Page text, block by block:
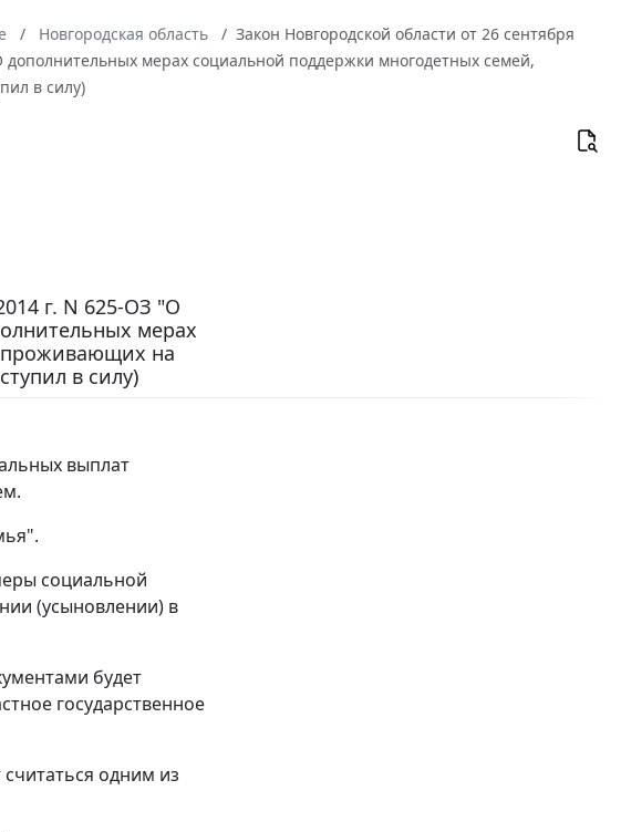
Новгородская область
Закон Новгородской области от 26 сентября
мерах социальной поддержки многодетных семей,
в силу)
г. N 625-ОЗ "О
мерах
проживающих на
в силу)
выплат
социальной
(усыновлении) в
будет
государственное
одним из